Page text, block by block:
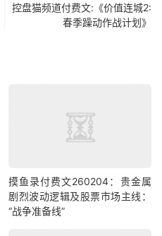
控盘猫频道付费文:《价值连城2:
春季躁动作战计划》
摸鱼录付费文260204：贵金属
剧烈波动逻辑及股票市场主线：
“战争准备线”